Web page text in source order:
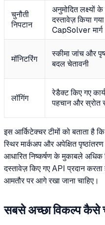
चुनौती
निपटान
अनुमोदित लक्ष्यों के
दस्तावेज़ किया गया
CapSolver मार्ग
मॉनिटरिंग
स्कीमा जांच और
बदल चेतावनी
लॉगिंग
रेडैक्ट किए गए कार्य
पहचान और स्रोत
इस आर्किटेक्चर टीमों को बताता है
स्थिर मार्कअप और अपेक्षित
आधारित निष्कर्षण के मुकाबले
दस्तावेज़ किए गए API प्रदान
आमतौर पर आगे रखा जाना चाहिए।
सबसे अच्छा विकल्प कैसे